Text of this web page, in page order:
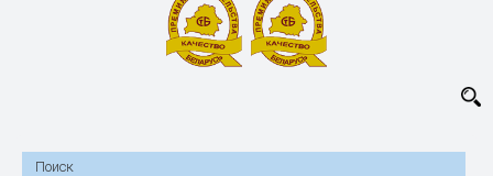
Поиск